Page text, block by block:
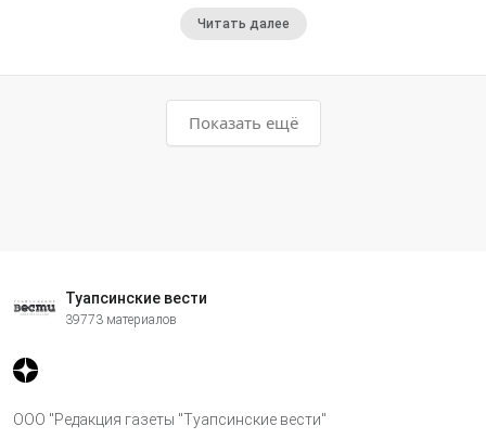
Читать далее
Показать ещё
Туапсинские вести
39773 материалов
ООО "Редакция газеты "Туапсинские вести"